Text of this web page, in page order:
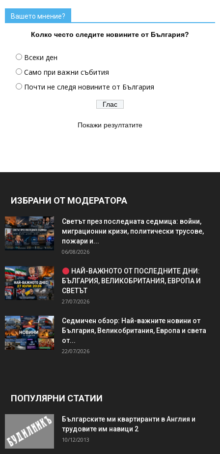
Вашето мнение?
Колко често следите новините от България?
Всеки ден
Само при важни събития
Почти не следя новините от България
Покажи резултатите
ИЗБРАНИ ОТ МОДЕРАТОРА
Светът през последната седмица: войни,
миграционни кризи, политически трусове,
пожари и...
06/08/2026
НАЙ-ВАЖНОТО ОТ ПОСЛЕДНИТЕ ДНИ:
БЪЛГАРИЯ, ВЕЛИКОБРИТАНИЯ, ЕВРОПА И
СВЕТЪТ
27/07/2026
Седмичен обзор: Най-важните новини от
България, Великобритания, Европа и света
от...
22/07/2026
ПОПУЛЯРНИ СТАТИИ
Българските ми квартиранти в Англия и
трудовите им навици 2
10/12/2013